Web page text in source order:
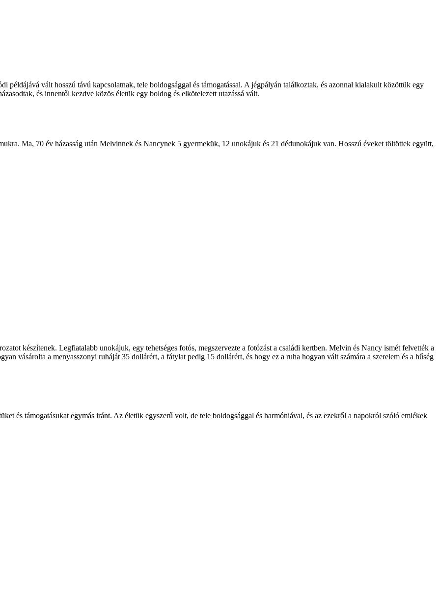
példájává vált hosszú távú kapcsolatnak, tele boldogsággal és támogatással. A jégpályán találkoztak, és azonnal kialakult közöttük egy
és innentől kezdve közös életük egy boldog és elkötelezett utazássá vált.
Ma, 70 év házasság után Melvinnek és Nancynek 5 gyermekük, 12 unokájuk és 21 dédunokájuk van. Hosszú éveket töltöttek együtt,
készítenek. Legfiatalabb unokájuk, egy tehetséges fotós, megszervezte a fotózást a családi kertben. Melvin és Nancy ismét felvették a
vásárolta a menyasszonyi ruháját 35 dollárért, a fátylat pedig 15 dollárért, és hogy ez a ruha hogyan vált számára a szerelem és a hűség
és támogatásukat egymás iránt. Az életük egyszerű volt, de tele boldogsággal és harmóniával, és az ezekről a napokról szóló emlékek